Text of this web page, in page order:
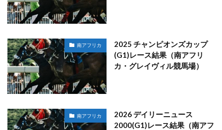
南アフリカ
2025 チャンピオンズカップ
(G1)レース結果（南アフリ
カ・グレイヴィル競馬場）
南アフリカ
2026 デイリーニュース
2000(G1)レース結果（南アフ